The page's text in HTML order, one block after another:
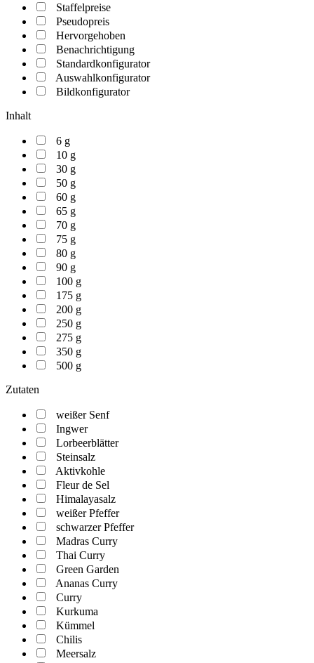
Staffelpreise
Pseudopreis
Hervorgehoben
Benachrichtigung
Standardkonfigurator
Auswahlkonfigurator
Bildkonfigurator
Inhalt
6 g
10 g
30 g
50 g
60 g
65 g
70 g
75 g
80 g
90 g
100 g
175 g
200 g
250 g
275 g
350 g
500 g
Zutaten
weißer Senf
Ingwer
Lorbeerblätter
Steinsalz
Aktivkohle
Fleur de Sel
Himalayasalz
weißer Pfeffer
schwarzer Pfeffer
Madras Curry
Thai Curry
Green Garden
Ananas Curry
Curry
Kurkuma
Kümmel
Chilis
Meersalz